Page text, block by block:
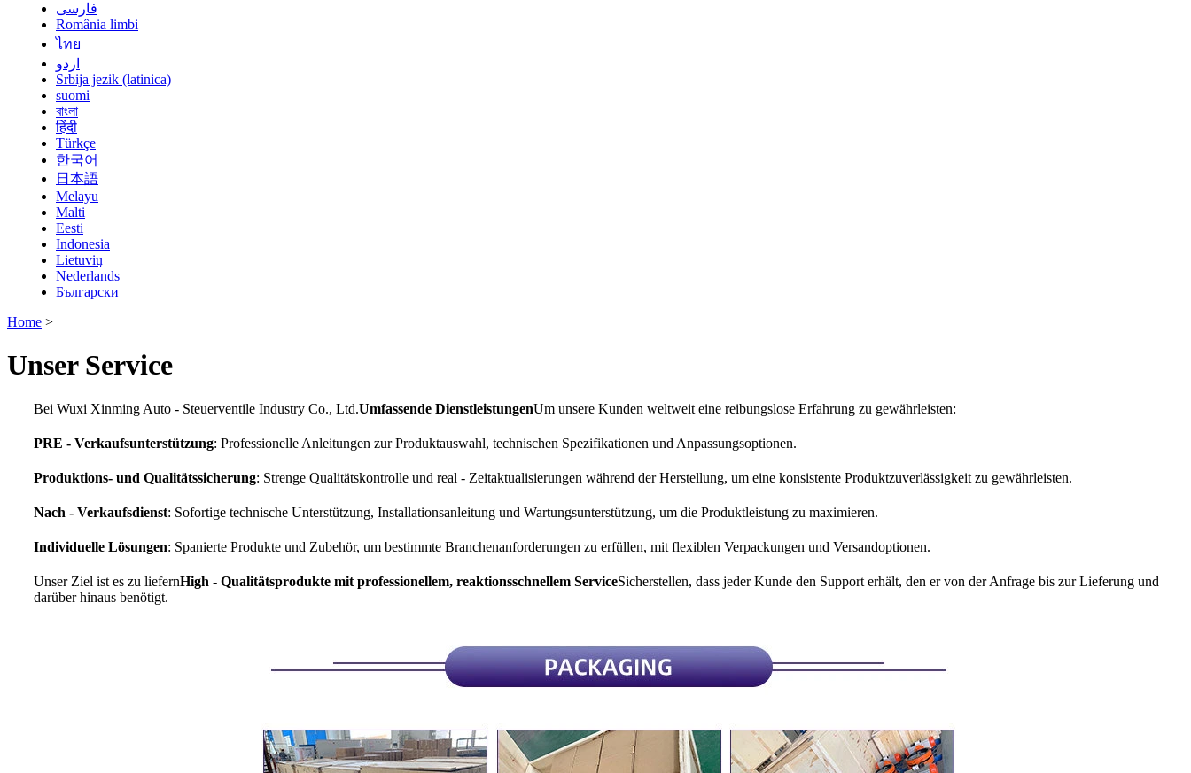
فارسی
România limbi
ไทย
اردو
Srbija jezik (latinica)
suomi
বাংলা
हिंदी
Türkçe
한국어
日本語
Melayu
Malti
Eesti
Indonesia
Lietuvių
Nederlands
Български
Home >
Unser Service
Bei Wuxi Xinming Auto - Steuerventile Industry Co., Ltd.Umfassende DienstleistungenUm unsere Kunden weltweit eine reibungslose Erfahrung zu gewährleisten:
PRE - Verkaufsunterstützung: Professionelle Anleitungen zur Produktauswahl, technischen Spezifikationen und Anpassungsoptionen.
Produktions- und Qualitätssicherung: Strenge Qualitätskontrolle und real - Zeitaktualisierungen während der Herstellung, um eine konsistente Produktzuverlässigkeit zu gewährleisten.
Nach - Verkaufsdienst: Sofortige technische Unterstützung, Installationsanleitung und Wartungsunterstützung, um die Produktleistung zu maximieren.
Individuelle Lösungen: Spanierte Produkte und Zubehör, um bestimmte Branchenanforderungen zu erfüllen, mit flexiblen Verpackungen und Versandoptionen.
Unser Ziel ist es zu liefernHigh - Qualitätsprodukte mit professionellem, reaktionsschnellem ServiceSicherstellen, dass jeder Kunde den Support erhält, den er von der Anfrage bis zur Lieferung und
darüber hinaus benötigt.